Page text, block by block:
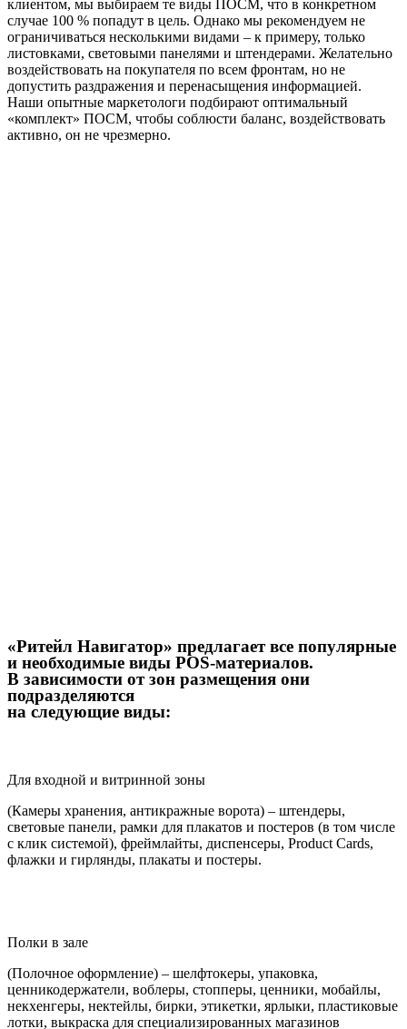
клиентом, мы выбираем те виды ПОСМ, что в конкретном
случае 100 % попадут в цель. Однако мы рекомендуем не
ограничиваться несколькими видами – к примеру, только
листовками, световыми панелями и штендерами. Желательно
воздействовать на покупателя по всем фронтам, но не
допустить раздражения и перенасыщения информацией.
Наши опытные маркетологи подбирают оптимальный
«комплект» ПОСМ, чтобы соблюсти баланс, воздействовать
активно, он не чрезмерно.
«Ритейл Навигатор» предлагает все популярные
и необходимые виды POS-материалов.
В зависимости от зон размещения они
подразделяются
на следующие виды:
Для входной и витринной зоны
(Камеры хранения, антикражные ворота) – штендеры,
световые панели, рамки для плакатов и постеров (в том числе
с клик системой), фреймлайты, диспенсеры, Product Cards,
флажки и гирлянды, плакаты и постеры.
Полки в зале
(Полочное оформление) – шелфтокеры, упаковка,
ценникодержатели, воблеры, стопперы, ценники, мобайлы,
некхенгеры, нектейлы, бирки, этикетки, ярлыки, пластиковые
лотки, выкраска для специализированных магазинов